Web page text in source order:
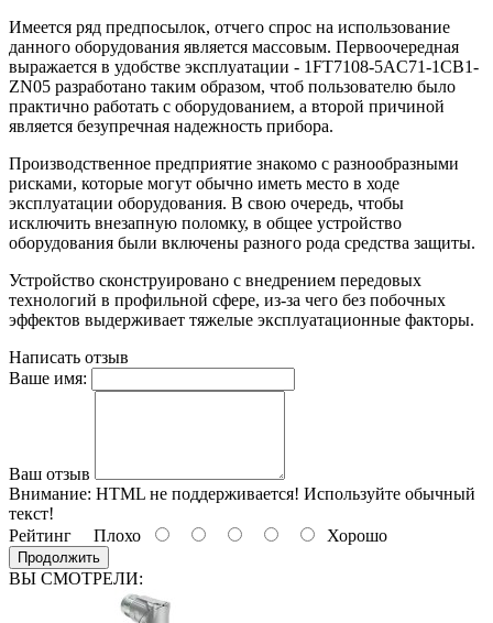
Имеется ряд предпосылок, отчего спрос на использование
данного оборудования является массовым. Первоочередная
выражается в удобстве эксплуатации - 1FT7108-5AC71-1CB1-
ZN05 разработано таким образом, чтоб пользователю было
практично работать с оборудованием, а второй причиной
является безупречная надежность прибора.
Производственное предприятие знакомо с разнообразными
рисками, которые могут обычно иметь место в ходе
эксплуатации оборудования. В свою очередь, чтобы
исключить внезапную поломку, в общее устройство
оборудования были включены разного рода средства защиты.
Устройство сконструировано с внедрением передовых
технологий в профильной сфере, из-за чего без побочных
эффектов выдерживает тяжелые эксплуатационные факторы.
Написать отзыв
Ваше имя:
Ваш отзыв
Внимание: HTML не поддерживается! Используйте обычный
текст!
Рейтинг Плохо Хорошо
Продолжить
ВЫ СМОТРЕЛИ: